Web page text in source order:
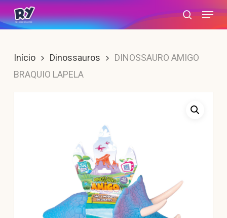
Skip
to
content
search
Menu
Início Dinossauros
DINOSSAURO AMIGO
BRAQUIO LAPELA